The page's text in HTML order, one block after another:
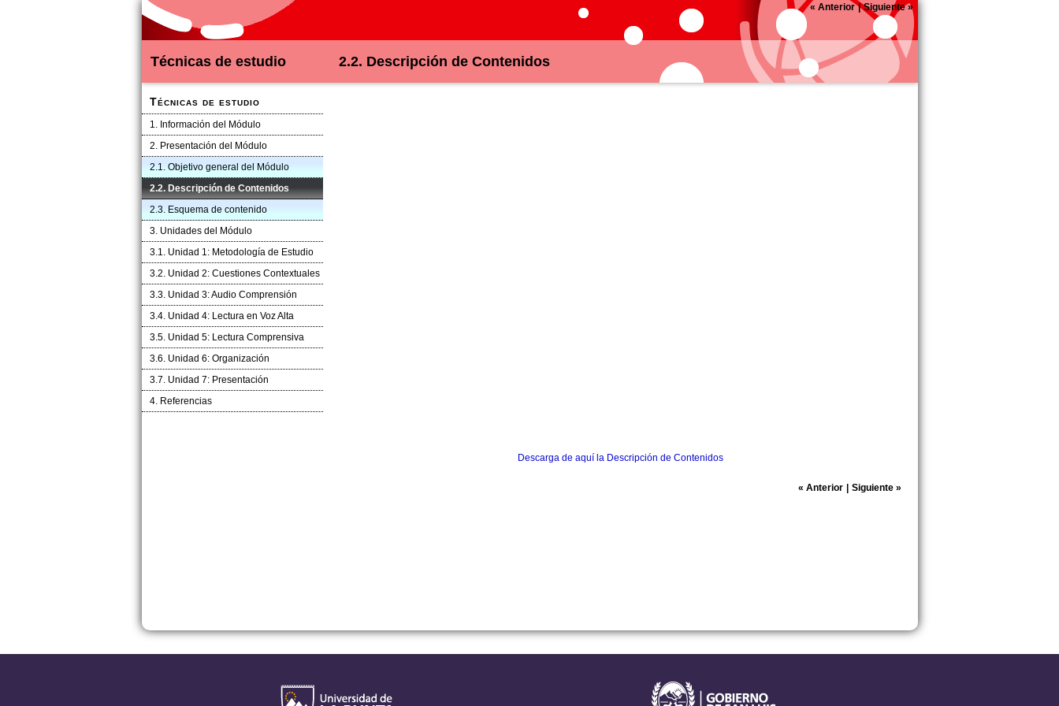
Técnicas de estudio
Técnicas de estudio
1. Información del Módulo
2. Presentación del Módulo
2.1. Objetivo general del Módulo
2.2. Descripción de Contenidos
2.3. Esquema de contenido
3. Unidades del Módulo
3.1. Unidad 1: Metodología de Estudio
3.2. Unidad 2: Cuestiones Contextuales
3.3. Unidad 3: Audio Comprensión
3.4. Unidad 4: Lectura en Voz Alta
3.5. Unidad 5: Lectura Comprensiva
3.6. Unidad 6: Organización
3.7. Unidad 7: Presentación
4. Referencias
« Anterior|Siguiente»
2.2. Descripción de Contenidos
Descarga de aquí la Descripción de Contenidos
« Anterior Siguiente»